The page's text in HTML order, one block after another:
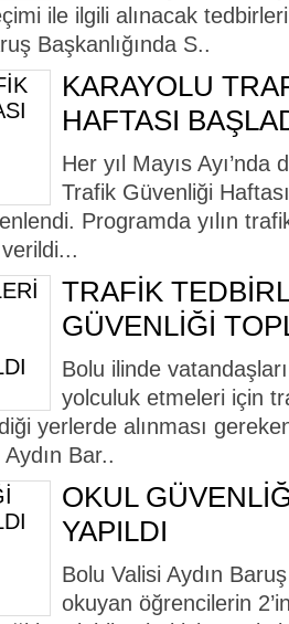
ile ilgili alınacak
Başkanlığında S..
KARAYOLU
HAFTASI
Her yıl Mayıs
Trafik Güvenliği
Programda yılın
TRAFİK
GÜVENLİĞİ
Bolu ilinde
yolculuk etmeleri için
yerlerde alınması
Bar..
OKUL
YAPILDI
Bolu Valisi Aydın
okuyan öğrencilerin